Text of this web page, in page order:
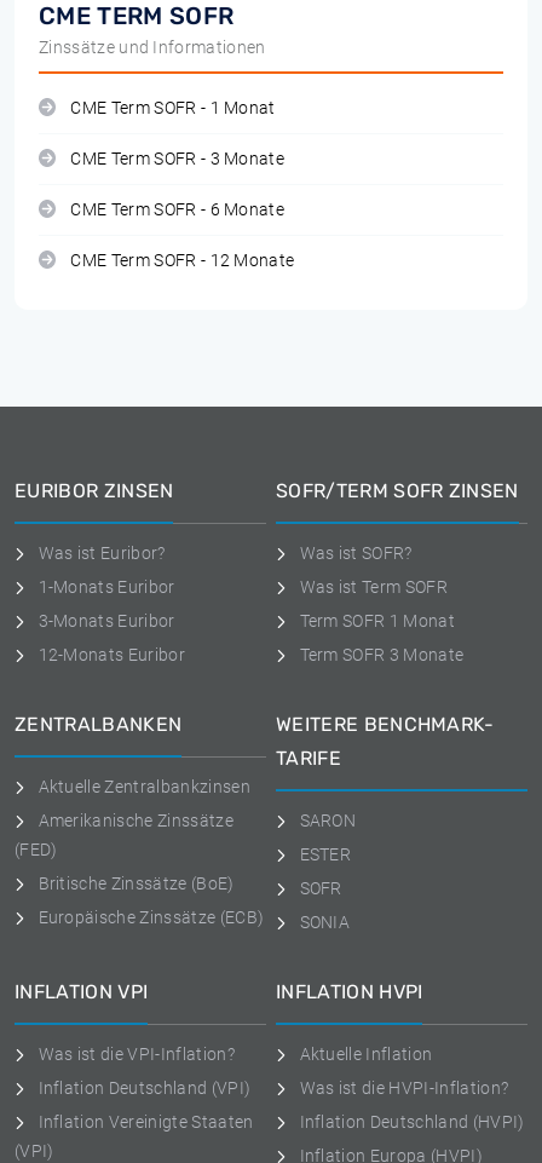
CME TERM SOFR
Zinssätze und Informationen
CME Term SOFR - 1 Monat
CME Term SOFR - 3 Monate
CME Term SOFR - 6 Monate
CME Term SOFR - 12 Monate
EURIBOR ZINSEN
Was ist Euribor?
1-Monats Euribor
3-Monats Euribor
12-Monats Euribor
SOFR/TERM SOFR ZINSEN
Was ist SOFR?
Was ist Term SOFR
Term SOFR 1 Monat
Term SOFR 3 Monate
ZENTRALBANKEN
Aktuelle Zentralbankzinsen
Amerikanische Zinssätze
(FED)
Britische Zinssätze (BoE)
Europäische Zinssätze (ECB)
WEITERE BENCHMARK-
TARIFE
SARON
ESTER
SOFR
SONIA
INFLATION VPI
Was ist die VPI-Inflation?
Inflation Deutschland (VPI)
Inflation Vereinigte Staaten
(VPI)
INFLATION HVPI
Aktuelle Inflation
Was ist die HVPI-Inflation?
Inflation Deutschland (HVPI)
Inflation Europa (HVPI)